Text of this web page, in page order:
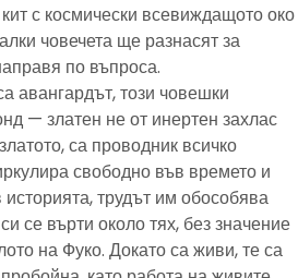
с космически всевиждащото око
човечета ще разнасят за
по въпроса.
авангардът, този човешки
— златен не от инертен захлас
са проводник всичко
свободно във времето и
трудът им обособява
се върти около тях, без значение
на Фуко. Докато са живи, те са